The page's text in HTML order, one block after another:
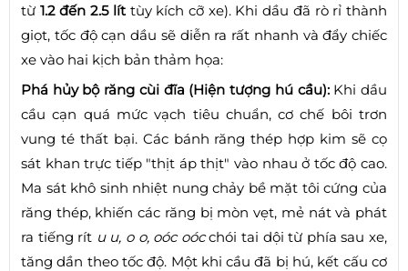
từ 1.2 đến 2.5 líttùy kích cỡ xe). Khi dầu đã rò rỉ thành
giọt, tốc độ cạn dầu sẽ diễn ra rất nhanh và đẩy chiếc
xe vào hai kịch bản thảm họa:
Phá hủy bộ răng cùi đĩa (Hiện tượng hú cầu):Khi dầu
cầu cạn quá mức vạch tiêu chuẩn, cơ chế bôi trơn
vung té thất bại. Các bánh răng thép hợp kim sẽ cọ
sát khan trực tiếp "thịt áp thịt" vào nhau ở tốc độ cao.
Ma sát khô sinh nhiệt nung chảy bề mặt tôi cứng của
răng thép, khiến các răng bị mòn vẹt, mẻ nát và phát
ra tiếng rít u u, o o, oóc oócchói tai dội từ phía sau xe,
tăng dần theo tốc độ. Một khi cầu đã bị hú, kết cấu cơ